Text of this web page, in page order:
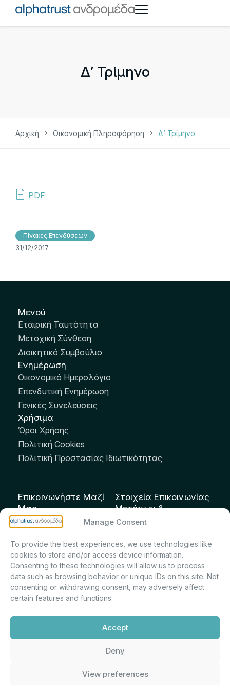
Manage Consent
To provide the best experiences, we use technologies like
cookies to store and/or access device information.
Consenting to these technologies will allow us to process
data such as browsing behavior or unique IDs on this site. Not
consenting or withdrawing consent, may adversely affect
certain features and functions.
Accept
Deny
View preferences
Δ’ Τρίμηνο
Αρχική Οικονομική Πληροφόρηση Δ’ Τρίμηνο
PDF
Πίνακες Επενδύσεων
31/12/2017
Μενού
Εταιρική Ταυτότητα
Μετοχική Σύνθεση
Διοικητικό Συμβούλιο
Ενημέρωση
Οικονομικό Ημερολόγιο
Επενδυτική Ενημέρωση
Γενικές Συνελεύσεις
Χρήσιμα
Όροι Χρήσης
Πολιτική Cookies
Πολιτική Προστασίας Ιδιωτικότητας
Επικοινωνήστε Μαζί
Μας
info@andromeda.eu
Οδός Αριστείδου 1,
Κηφισιά Τ.Κ. 14561
Στοιχεία Επικοινωνίας
Μετόχων &
Επενδυτών:
Πρίντσιου – Corporate
Secretary & Investor
Relations – Τμήμα
Μετοχολογίου –
Ανακοινώσεων
m.printsiou@andromeda.eu